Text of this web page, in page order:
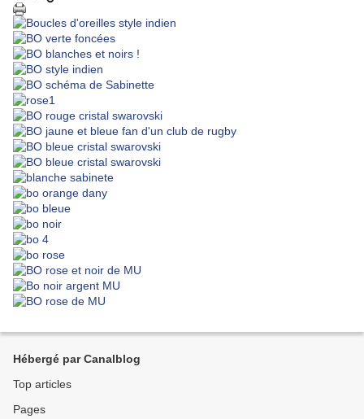
Hébergé par Canalblog
Top articles
Pages